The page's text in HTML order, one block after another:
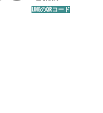
LINEのQRコード